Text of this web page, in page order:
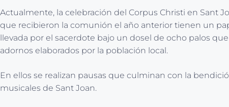
Actualmente, la celebración del Corpus Christi en Sant
que recibieron la comunión el año anterior tienen un
llevada por el sacerdote bajo un dosel de ocho palos
adornos elaborados por la población local.
En ellos se realizan pausas que culminan con la
musicales de Sant Joan.